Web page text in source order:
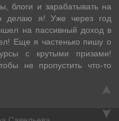
блоги и зарабатывать на
делаю я! Уже через год
на пассивный доход в
Еще я частенько пишу о
с крутыми призами!
не пропустить что-то